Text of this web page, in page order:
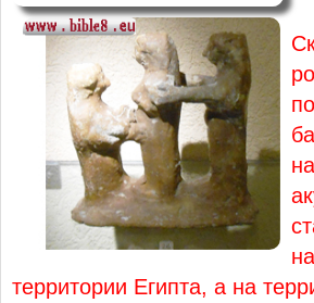
территории Египта, а на